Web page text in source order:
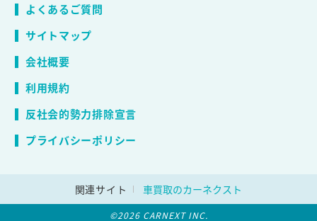
よくあるご質問
サイトマップ
会社概要
利用規約
反社会的勢力排除宣言
プライバシーポリシー
関連サイト 車買取のカーネクスト
©2026 CARNEXT INC.